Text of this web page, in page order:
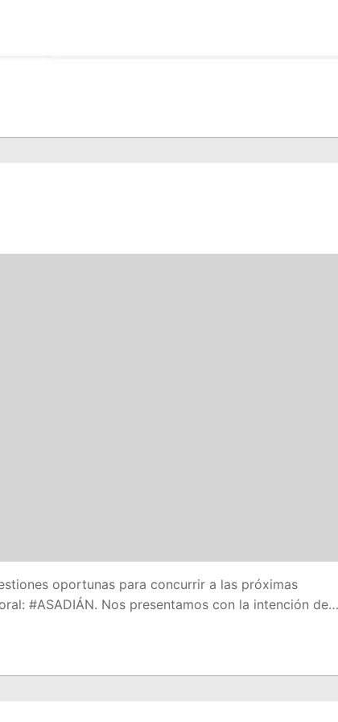
oportunas para concurrir a las próximas
#ASADIÁN. Nos presentamos con la intención de…